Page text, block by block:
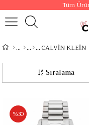
Tüm
CALVİN KLEİN
Sıralama
%30